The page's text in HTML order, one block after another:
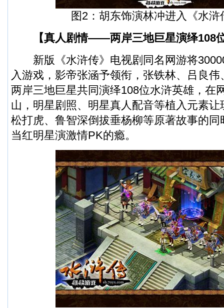
图2：胡东饰演林冲进入《水浒
【真人剧情——两岸三地巨星演绎108
新版《水浒传》电视剧同名网游将
入游戏，影帝张涵予领衔，张铁林、吕良
两岸三地巨星共同演绎108位水浒英雄，在
山，明星剧照、明星真人配音等植入元素
松打虎、鲁智深倒拔垂杨柳等原著故事的
当红明星演激情PK的瘾。